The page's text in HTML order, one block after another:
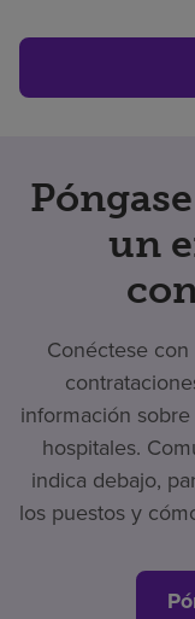
un
Conéctese
información
hospitales.
indica debajo,
los puestos y